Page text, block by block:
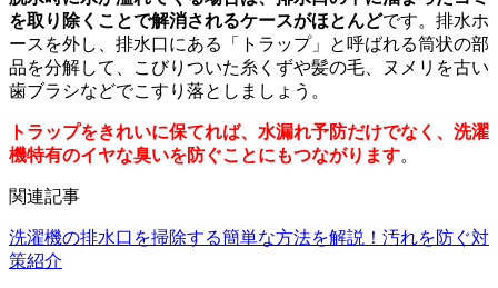
を取り除くことで解消されるケースがほとんどです。排水ホ
ースを外し、排水口にある「トラップ」と呼ばれる筒状の部
品を分解して、こびりついた糸くずや髪の毛、ヌメリを古い
歯ブラシなどでこすり落としましょう。
トラップをきれいに保てれば、水漏れ予防だけでなく、洗濯
機特有のイヤな臭いを防ぐことにもつながります。
関連記事
洗濯機の排水口を掃除する簡単な方法を解説！汚れを防ぐ対
策紹介